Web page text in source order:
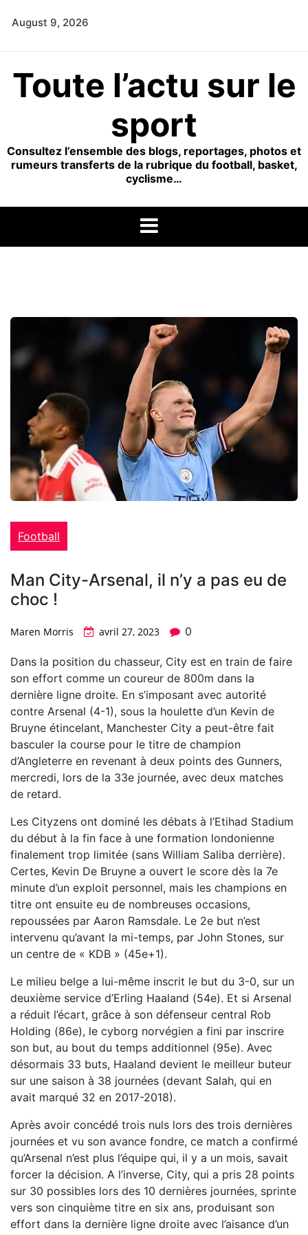
August 9, 2026
Toute l’actu sur le
sport
Consultez l’ensemble des blogs, reportages, photos et
rumeurs transferts de la rubrique du football, basket,
cyclisme…
Football
Man City-Arsenal, il n’y a pas eu de
choc !
Maren Morris avril 27, 2023 0
Dans la position du chasseur, City est en train de faire
son effort comme un coureur de 800m dans la
dernière ligne droite. En s’imposant avec autorité
contre Arsenal (4-1), sous la houlette d’un Kevin de
Bruyne étincelant, Manchester City a peut-être fait
basculer la course pour le titre de champion
d’Angleterre en revenant à deux points des Gunners,
mercredi, lors de la 33e journée, avec deux matches
de retard.
Les Cityzens ont dominé les débats à l’Etihad Stadium
du début à la fin face à une formation londonienne
finalement trop limitée (sans William Saliba derrière).
Certes, Kevin De Bruyne a ouvert le score dès la 7e
minute d’un exploit personnel, mais les champions en
titre ont ensuite eu de nombreuses occasions,
repoussées par Aaron Ramsdale. Le 2e but n’est
intervenu qu’avant la mi-temps, par John Stones, sur
un centre de « KDB » (45e+1).
Le milieu belge a lui-même inscrit le but du 3-0, sur un
deuxième service d’Erling Haaland (54e). Et si Arsenal
a réduit l’écart, grâce à son défenseur central Rob
Holding (86e), le cyborg norvégien a fini par inscrire
son but, au bout du temps additionnel (95e). Avec
désormais 33 buts, Haaland devient le meilleur buteur
sur une saison à 38 journées (devant Salah, qui en
avait marqué 32 en 2017-2018).
Après avoir concédé trois nuls lors des trois dernières
journées et vu son avance fondre, ce match a confirmé
qu’Arsenal n’est plus l’équipe qui, il y a un mois, savait
forcer la décision. A l’inverse, City, qui a pris 28 points
sur 30 possibles lors des 10 dernières journées, sprinte
vers son cinquième titre en six ans, produisant son
effort dans la dernière ligne droite avec l’aisance d’un